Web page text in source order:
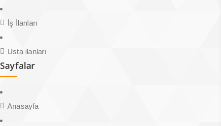
İş İlanları
Usta ilanları
Sayfalar
Anasayfa